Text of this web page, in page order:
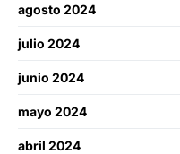
agosto 2024
julio 2024
junio 2024
mayo 2024
abril 2024